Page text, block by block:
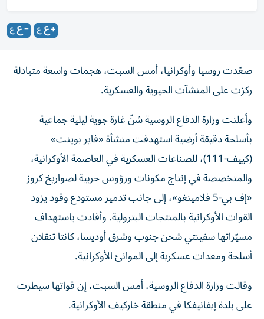
صعّدت روسيا وأوكرانيا، أمس السبت، هجمات واسعة متبادلة
ركزت على المنشآت الحيوية والعسكرية.
وأعلنت وزارة الدفاع الروسية شنّ غارة جوية ليلية جماعية
بأسلحة دقيقة أرضية استهدفت منشأة «فاير بوينت»
(كييف-111)، للصناعات العسكرية في العاصمة الأوكرانية،
والمتخصصة في إنتاج مكونات ورؤوس حربية لصواريخ كروز
«إف بي-5 فلامينغو»، إلى جانب تدمير مستودع وقود يزود
القوات الأوكرانية بالمنتجات البترولية. وأفادت باستهداف
مسيّراتها سفينتي شحن جنوب وشرق أوديسا، كانتا تنقلان
أسلحة ومعدات عسكرية إلى الموانئ الأوكرانية.
و​قالت وزارة ‌الدفاع ‌الروسية، أمس السبت، ‌إن قواتها سيطرت
على بلدة إيفانيفكا ​في منطقة ‌خاركيف الأوكرانية.